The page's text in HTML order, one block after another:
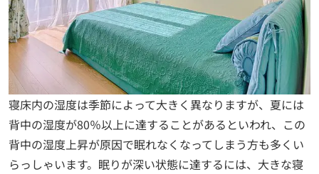
寝床内の湿度は季節によって大きく異なりますが、夏には
背中の湿度が80％以上に達することがあるといわれ、この
背中の湿度上昇が原因で眠れなくなってしまう方も多くい
らっしゃいます。眠りが深い状態に達するには、大きな寝